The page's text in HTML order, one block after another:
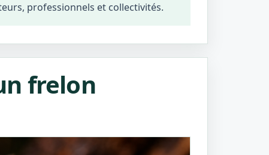
professionnels et collectivités.
frelon